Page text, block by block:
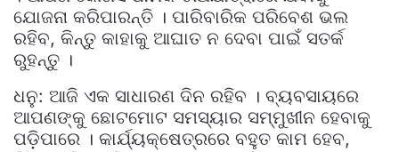
ଯୋଜନା କରିପାରନ୍ତି । ପାରିବାରିକ ପରିବେଶ ଭଲ
ରହିବ, କିନ୍ତୁ କାହାକୁ ଆଘାତ ନ ଦେବା ପାଇଁ ସତର୍କ
ରୁହନ୍ତୁ ।
ଧନୁ: ଆଜି ଏକ ସାଧାରଣ ଦିନ ରହିବ । ବ୍ୟବସାୟରେ
ଆପଣଙ୍କୁ ଛୋଟମୋଟ ସମସ୍ୟାର ସମ୍ମୁଖୀନ ହେବାକୁ
ପଡ଼ିପାରେ । କାର୍ଯ୍ୟକ୍ଷେତ୍ରରେ ବହୁତ କାମ ହେବ,